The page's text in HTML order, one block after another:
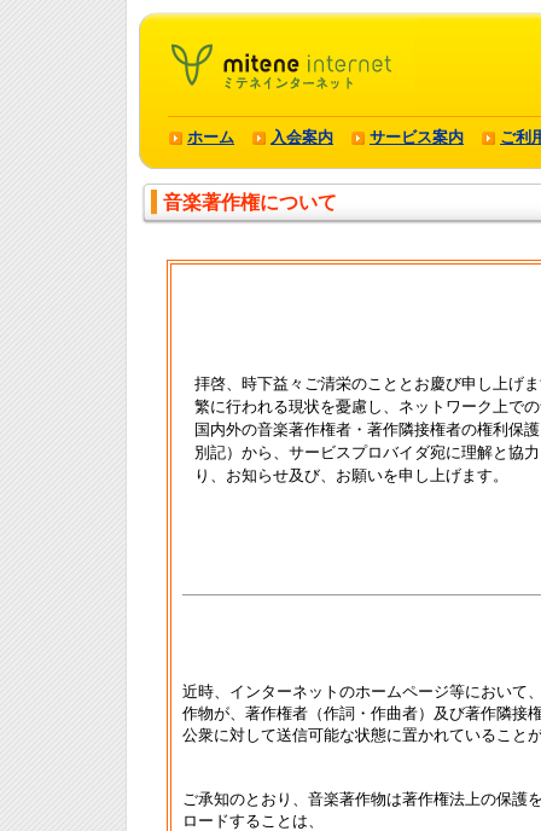
ホーム 入会案内 サービス案内 ご利
音楽著作権について
拝啓、時下益々ご清栄のこととお慶び申し上げ
繁に行われる現状を憂慮し、ネットワーク上で
国内外の音楽著作権者・著作隣接権者の権利保
別記）から、サービスプロバイダ宛に理解と協
り、お知らせ及び、お願いを申し上げます。
近時、インターネットのホームページ等において
作物が、著作権者（作詞・作曲者）及び著作隣接
公衆に対して送信可能な状態に置かれていること
ご承知のとおり、音楽著作物は著作権法上の保護
ロードすることは、